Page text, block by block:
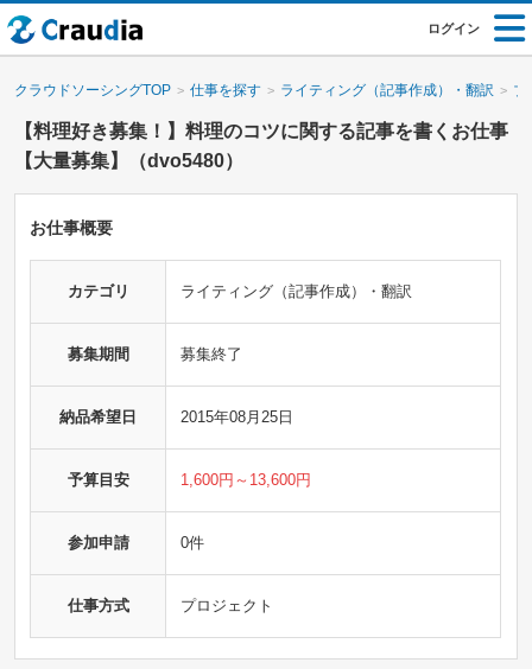
ログイン
クラウドソーシングTOP 仕事を探す ライティング（記事作成）・翻訳 ブ
【料理好き募集！】料理のコツに関する記事を書くお仕事
【大量募集】（dvo5480）
お仕事概要
カテゴリ ライティング（記事作成）・翻訳
募集期間 募集終了
納品希望日 2015年08月25日
予算目安 1,600円～13,600円
参加申請 0件
仕事方式 プロジェクト